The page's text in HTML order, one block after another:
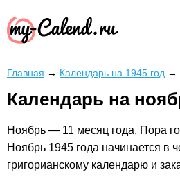
Главная → Календарь на 1945 год →
Календарь на
Ноябрь — 11 месяц года. Пора
Ноябрь 1945 года начинается в
григорианскому календарю и